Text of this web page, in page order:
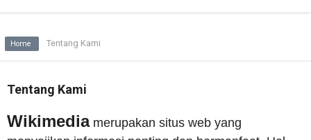
Home Tentang Kami
Tentang Kami
Wikimediamerupakan situs web yang